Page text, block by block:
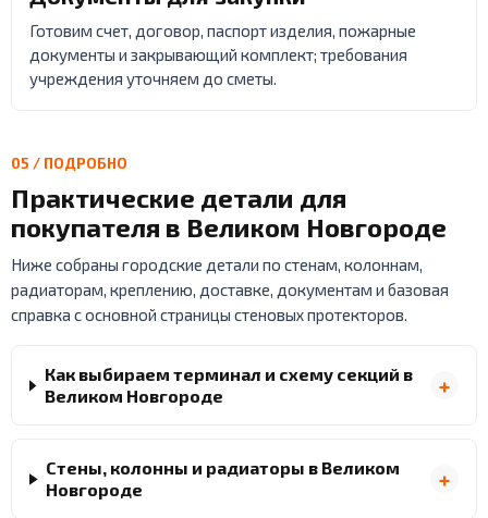
Готовим счет, договор, паспорт изделия, пожарные
документы и закрывающий комплект; требования
учреждения уточняем до сметы.
05 / ПОДРОБНО
Практические детали для
покупателя в Великом Новгороде
Ниже собраны городские детали по стенам, колоннам,
радиаторам, креплению, доставке, документам и базовая
справка с основной страницы стеновых протекторов.
Как выбираем терминал и схему секций в
Великом Новгороде
Стены, колонны и радиаторы в Великом
Новгороде